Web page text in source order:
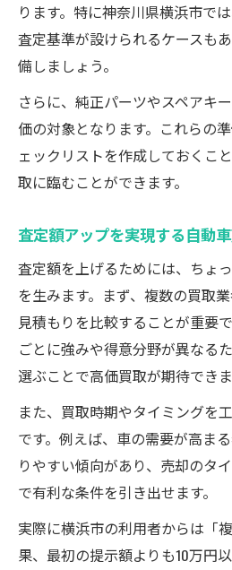
ります。特に神奈川県横浜市で
査定基準が設けられるケースも
備しましょう。
さらに、純正パーツやスペアキ
価の対象となります。これらの
ェックリストを作成しておくこ
取に臨むことができます。
査定額アップを実現する自動
査定額を上げるためには、ちょ
を生みます。まず、複数の買取
見積もりを比較することが重要
ごとに強みや得意分野が異なる
選ぶことで高価買取が期待できま
また、買取時期やタイミングを
です。例えば、車の需要が高ま
りやすい傾向があり、売却のタ
で有利な条件を引き出せます。
実際に横浜市の利用者からは「
果、最初の提示額よりも10万円